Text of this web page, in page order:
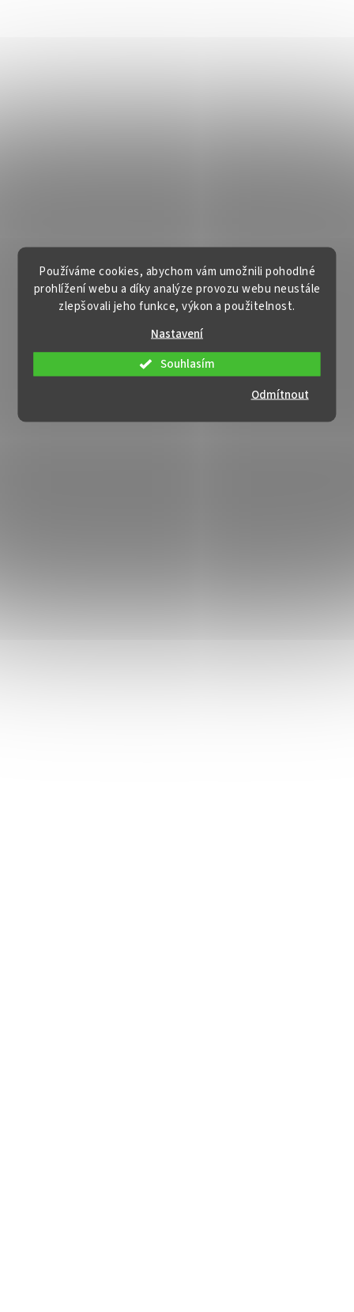
Používáme cookies, abychom vám umožnili pohodlné
prohlížení webu a díky analýze provozu webu neustále
zlepšovali jeho funkce, výkon a použitelnost.
Nastavení
Odmítnout
Souhlasím